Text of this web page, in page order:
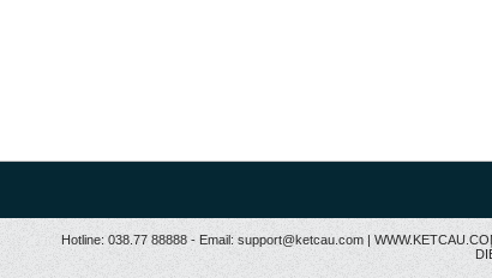
Hotline: 038.77 88888 - Email: support@ketcau.com |